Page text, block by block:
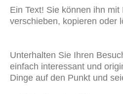
Ein Text! Sie können ihn mit
verschieben, kopieren oder
Unterhalten Sie Ihren
einfach interessant und
Dinge auf den Punkt und